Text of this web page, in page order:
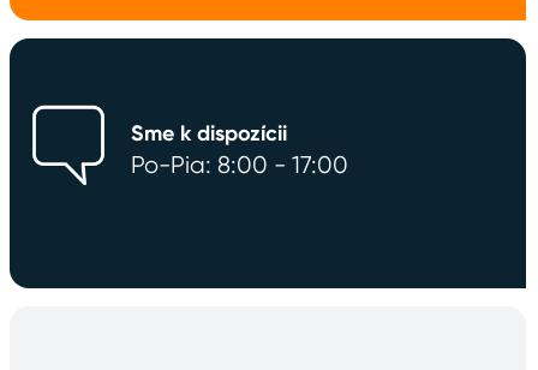
Sme k dispozícii
Po-Pia: 8:00 - 17:00